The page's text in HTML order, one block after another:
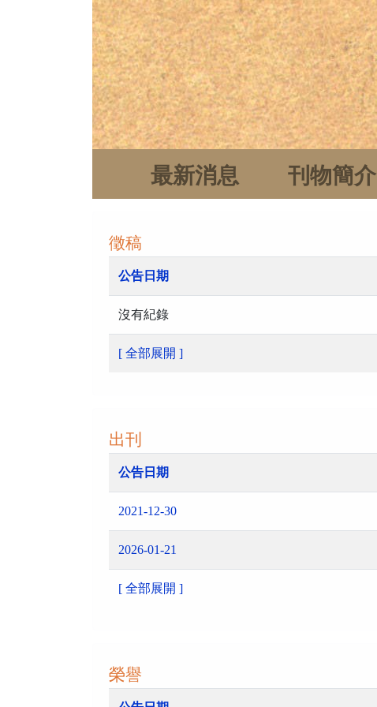
最新消息 刊物簡介
徵稿
公告日期
沒有紀錄
[ 全部展開 ]
出刊
公告日期
2021-12-30
2026-01-21
[ 全部展開 ]
榮譽